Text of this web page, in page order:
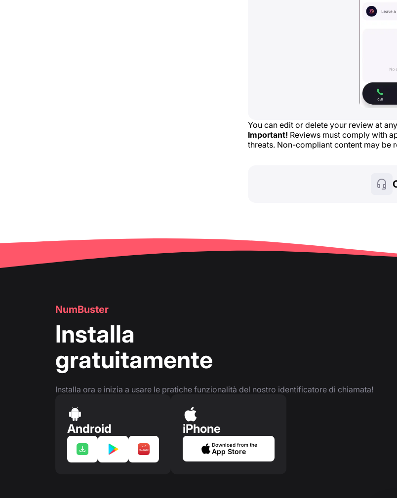
You can edit or delete your review at
Important! Reviews must comply with
threats. Non-compliant content may be
NumBuster
Installa
gratuitamente
Installa ora e inizia a usare le pratiche funzionalità del nostro identificatore di chiamata!
Android iPhone
Download from the
App Store